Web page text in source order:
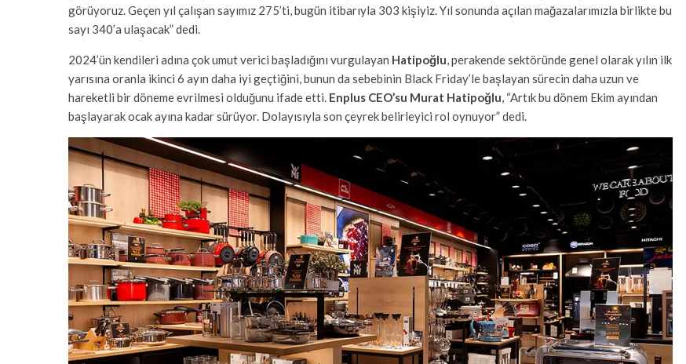
görüyoruz. Geçen yıl çalışan sayımız 275’ti, bugün itibarıyla 303 kişiyiz. Yıl sonunda açılan mağazalarımızla birlikte bu
sayı 340’a ulaşacak” dedi.
2024’ün kendileri adına çok umut verici başladığını vurgulayan Hatipoğlu, perakende sektöründe genel olarak yılın ilk
yarısına oranla ikinci 6 ayın daha iyi geçtiğini, bunun da sebebinin Black Friday’le başlayan sürecin daha uzun ve
hareketli bir döneme evrilmesi olduğunu ifade etti. Enplus CEO’su Murat Hatipoğlu, “Artık bu dönem Ekim ayından
başlayarak ocak ayına kadar sürüyor. Dolayısıyla son çeyrek belirleyici rol oynuyor” dedi.